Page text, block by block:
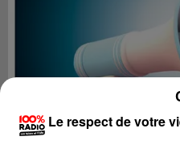
Le respect de votre